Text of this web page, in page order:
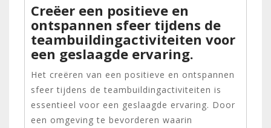
Creëer een positieve en
ontspannen sfeer tijdens de
teambuildingactiviteiten voor
een geslaagde ervaring.
Het creëren van een positieve en ontspannen
sfeer tijdens de teambuildingactiviteiten is
essentieel voor een geslaagde ervaring. Door
een omgeving te bevorderen waarin